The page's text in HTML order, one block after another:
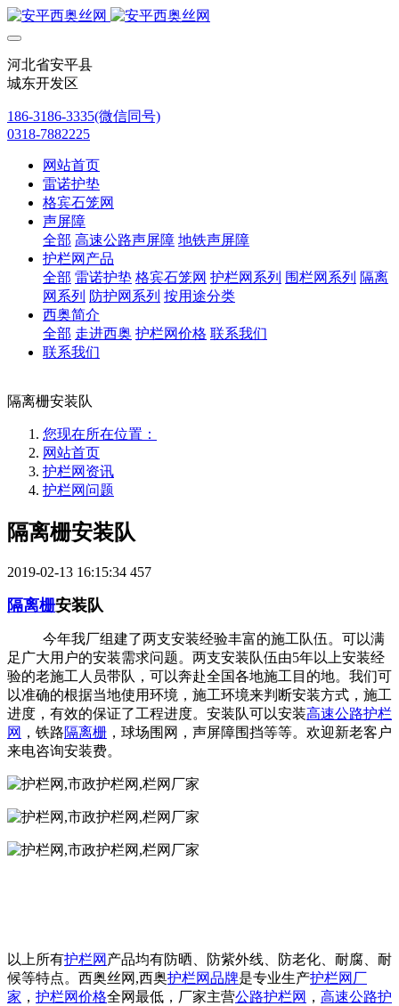
河北省安平县
城东开发区
186-3186-3335(微信同号)
0318-7882225
网站首页
雷诺护垫
格宾石笼网
声屏障
全部 高速公路声屏障 地铁声屏障
护栏网产品
全部 雷诺护垫 格宾石笼网 护栏网系列 围栏网系列 隔离
网系列 防护网系列 按用途分类
西奥简介
全部 走进西奥 护栏网价格 联系我们
联系我们
隔离栅安装队
您现在所在位置：
网站首页
护栏网资讯
护栏网问题
隔离栅安装队
2019-02-13 16:15:34 457
隔离栅安装队
今年我厂组建了两支安装经验丰富的施工队伍。可以满
足广大用户的安装需求问题。两支安装队伍由5年以上安装经
验的老施工人员带队，可以奔赴全国各地施工目的地。我们可
以准确的根据当地使用环境，施工环境来判断安装方式，施工
进度，有效的保证了工程进度。安装队可以安装高速公路护栏
网 ，铁路隔离栅 ，球场围网，声屏障围挡等等。欢迎新老客户
来电咨询安装费。
以上所有护栏网 产品均有防晒、防紫外线、防老化、耐腐、耐
候等特点。西奥丝网,西奥护栏网品牌是专业生产护栏网厂
家 ， 护栏网价格全网最低，厂家主营公路护栏网 ， 高速公路护